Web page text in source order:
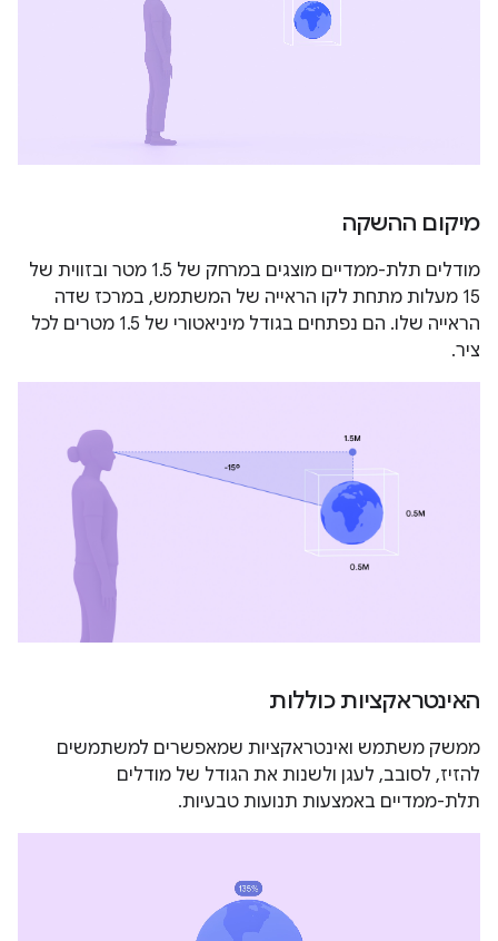
מיקום ההשקה
מודלים תלת-ממדיים מוצגים במרחק של 1.5 מטר ובזווית של
15 מעלות מתחת לקו הראייה של המשתמש, במרכז שדה
הראייה שלו. הם נפתחים בגודל מיניאטורי של 1.5 מטרים לכל
ציר.
האינטראקציות כוללות
ממשק משתמש ואינטראקציות שמאפשרים למשתמשים
להזיז, לסובב, לעגן ולשנות את הגודל של מודלים
תלת-ממדיים באמצעות תנועות טבעיות.